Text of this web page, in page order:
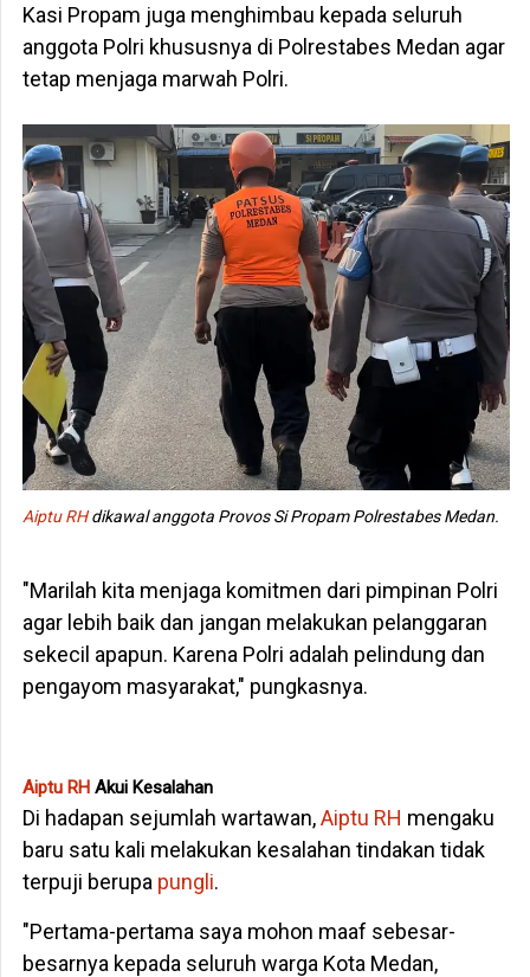
Kasi Propam juga menghimbau kepada seluruh
anggota Polri khususnya di Polrestabes Medan agar
tetap menjaga marwah Polri.
Aiptu RHdikawal anggota Provos Si Propam Polrestabes Medan.
"Marilah kita menjaga komitmen dari pimpinan Polri
agar lebih baik dan jangan melakukan pelanggaran
sekecil apapun. Karena Polri adalah pelindung dan
pengayom masyarakat," pungkasnya.
Aiptu RHAkui Kesalahan
Di hadapan sejumlah wartawan,Aiptu RH mengaku
baru satu kali melakukan kesalahan tindakan tidak
terpuji berupa pungli.
"Pertama-pertama saya mohon maaf sebesar-
besarnya kepada seluruh warga Kota Medan,